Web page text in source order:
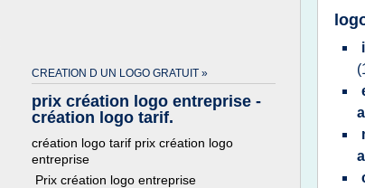
CREATION D UN LOGO GRATUIT »
prix création logo entreprise -
création logo tarif.
création logo tarif prix création logo
entreprise
Prix création logo entreprise